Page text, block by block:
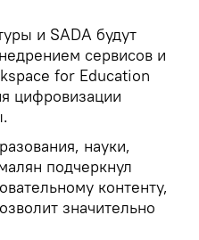
и SADA будут
сервисов и
for Education
цифровизации
науки,
подчеркнул
контенту,
значительно